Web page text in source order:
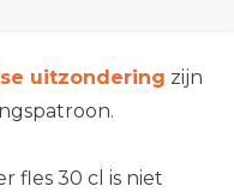
uitzondering zijn
fles 30 cl is niet